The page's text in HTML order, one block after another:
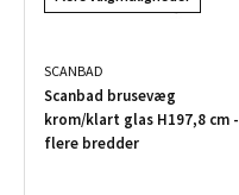
SCANBAD
Scanbad brusevæg
krom/klart glas H197,8 cm -
flere bredder